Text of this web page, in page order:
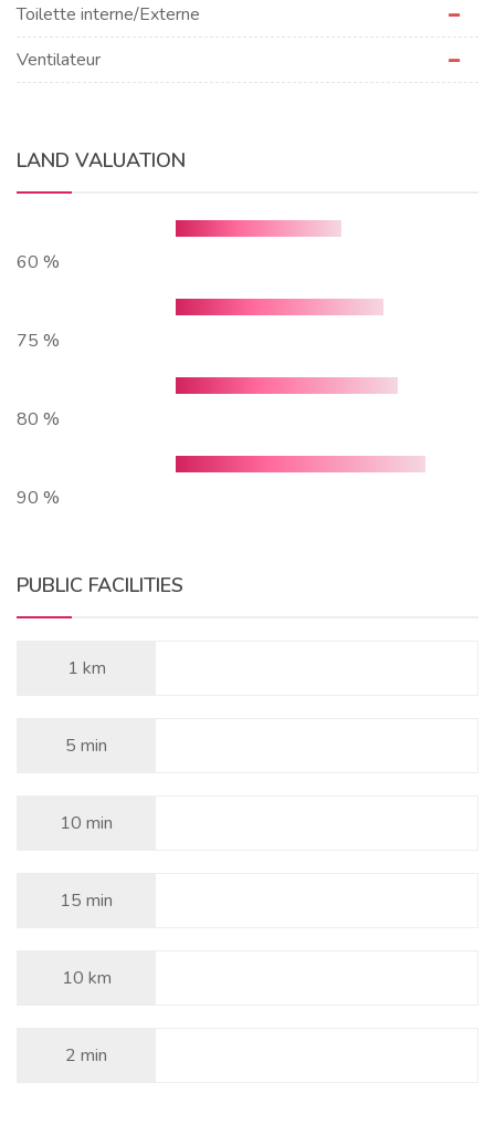
Toilette interne/Externe
Ventilateur
LAND VALUATION
60 %
75 %
80 %
90 %
PUBLIC FACILITIES
1 km
5 min
10 min
15 min
10 km
2 min